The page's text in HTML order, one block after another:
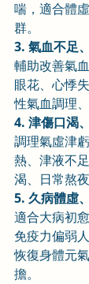
喘，適合體
群。
3. 氣血不足
輔助改善氣
眼花、心悸
性氣血調理
4. 津傷口渴
調理氣虛津
熱、津液不
渴、日常熬
5. 久病體虛
適合大病初
免疫力偏弱
恢復身體元
擔。